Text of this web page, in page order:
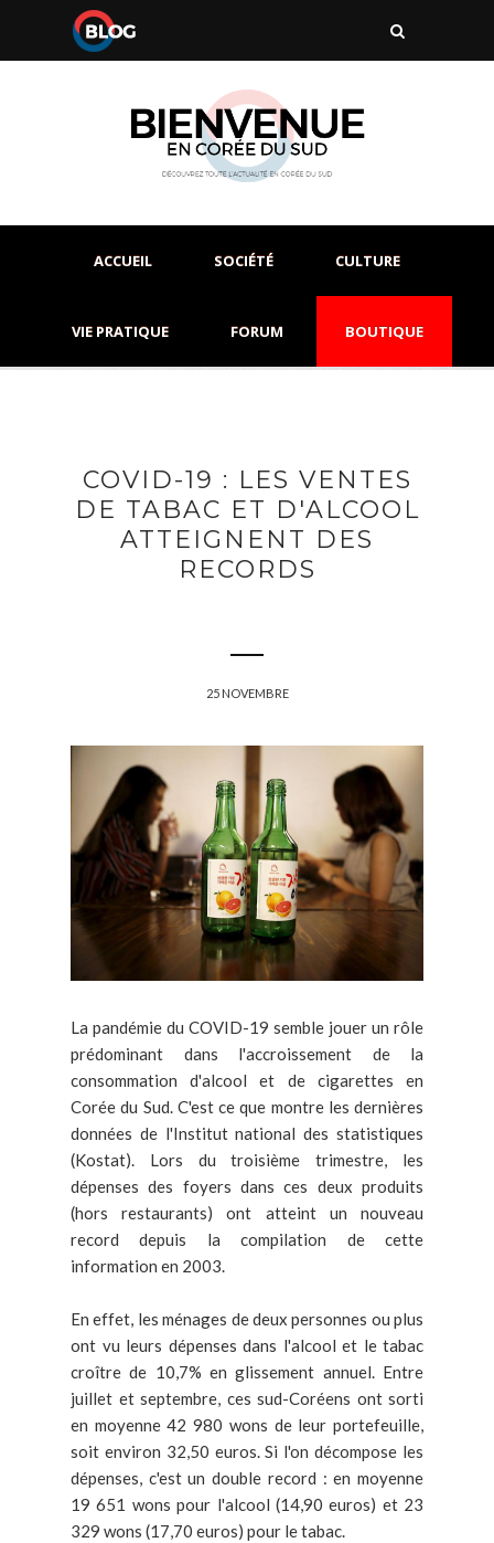
ACCUEIL SOCIÉTÉ CULTURE
VIE PRATIQUE FORUM BOUTIQUE
COVID-19 : LES VENTES
DE TABAC ET D'ALCOOL
ATTEIGNENT DES
RECORDS
25 NOVEMBRE
La pandémie du COVID-19 semble jouer un rôle
prédominant dans l'accroissement de la
consommation d'alcool et de cigarettes en
Corée du Sud. C'est ce que montre les dernières
données de l'Institut national des statistiques
(Kostat). Lors du troisième trimestre, les
dépenses des foyers dans ces deux produits
(hors restaurants) ont atteint un nouveau
record depuis la compilation de cette
information en 2003.
En effet, les ménages de deux personnes ou plus
ont vu leurs dépenses dans l'alcool et le tabac
croître de 10,7% en glissement annuel. Entre
juillet et septembre, ces sud-Coréens ont sorti
en moyenne 42 980 wons de leur portefeuille,
soit environ 32,50 euros. Si l'on décompose les
dépenses, c'est un double record : en moyenne
19 651 wons pour l'alcool (14,90 euros) et 23
329 wons (17,70 euros) pour le tabac.